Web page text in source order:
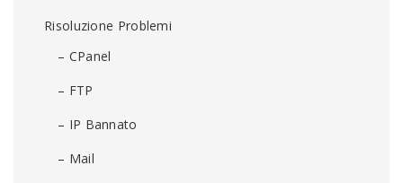
Risoluzione Problemi
– CPanel
– FTP
– IP Bannato
– Mail